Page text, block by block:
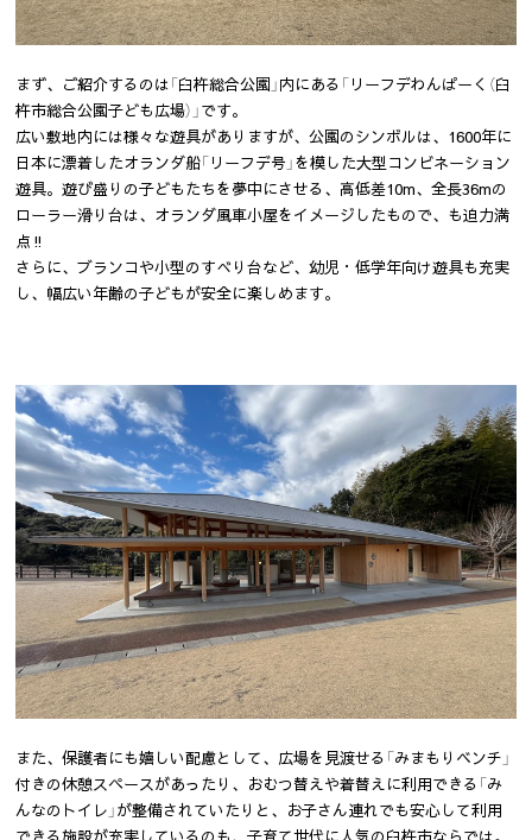
まず、ご紹介するのは「臼杵総合公園」内にある「リーフデわんぱーく（臼
杵市総合公園子ども広場）」です。
広い敷地内には様々な遊具がありますが、公園のシンボルは、1600年に
日本に漂着したオランダ船「リーフデ号」を模した大型コンビネーション
遊具。遊び盛りの子どもたちを夢中にさせる、高低差10m、全長36mの
ローラー滑り台は、オランダ風車小屋をイメージしたもので、も迫力満
点‼
さらに、ブランコや小型のすべり台など、幼児・低学年向け遊具も充実
し、幅広い年齢の子どもが安全に楽しめます。
また、保護者にも嬉しい配慮として、広場を見渡せる「みまもりベンチ」
付きの休憩スペースがあったり、おむつ替えや着替えに利用できる「み
んなのトイレ」が整備されていたりと、お子さん連れでも安心して利用